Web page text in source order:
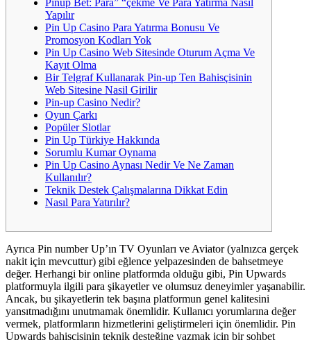
Yapılır
Pin Up Casino Para Yatırma Bonusu Ve
Promosyon Kodları Yok
Pin Up Casino Web Sitesinde Oturum Açma Ve
Kayıt Olma
Bir Telgraf Kullanarak Pin-up Ten Bahisçisinin
Web Sitesine Nasil Girilir
Pin-up Casino Nedir?
Oyun Çarkı
Popüler Slotlar
Pin Up Türkiye Hakkında
Sorumlu Kumar Oynama
Pin Up Casino Aynası Nedir Ve Ne Zaman
Kullanılır?
Teknik Destek Çalışmalarına Dikkat Edin
Nasıl Para Yatırılır?
Ayrıca Pin number Up’ın TV Oyunları ve Aviator (yalnızca gerçek
nakit için mevcuttur) gibi eğlence yelpazesinden de bahsetmeye
değer. Herhangi bir online platformda olduğu gibi, Pin Upwards
platformuyla ilgili para şikayetler ve olumsuz deneyimler yaşanabilir.
Ancak, bu şikayetlerin tek başına platformun genel kalitesini
yansıtmadığını unutmamak önemlidir. Kullanıcı yorumlarına değer
vermek, platformların hizmetlerini geliştirmeleri için önemlidir. Pin
Upwards bahisçisinin teknik desteğine yazmak için bir sohbet